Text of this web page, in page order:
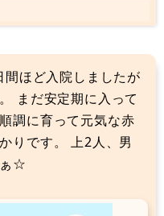
ほど入院しましたが
まだ安定期に入って
調に育って元気な赤
りです。 上2人、男
ぁ☆